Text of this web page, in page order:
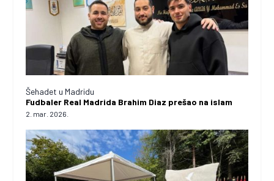
Šehadet u Madridu
Fudbaler Real Madrida Brahim Diaz prešao na islam
2. mar. 2026.